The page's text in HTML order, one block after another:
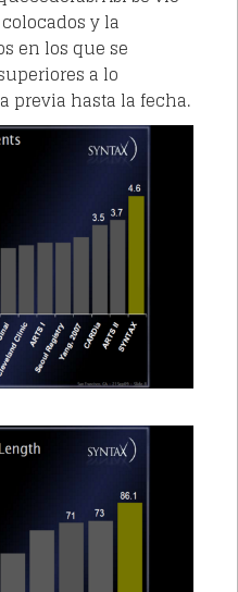
y la
en los que se
a lo
previa hasta la fecha.